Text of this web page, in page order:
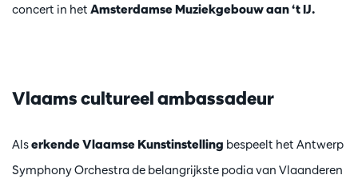
concert in het Amsterdamse Muziekgebouw aan ‘t IJ.
Vlaams cultureel ambassadeur
AlserkendeVlaamse Kunstinstelling bespeelt het Antwerp
Symphony Orchestra de belangrijkste podia van Vlaanderen